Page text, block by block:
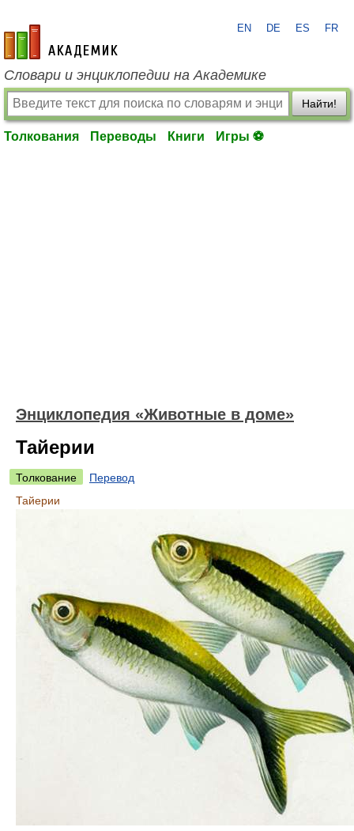
academic.ru
EN DE ES FR
Словари и энциклопедии на Академике
Найти!
Толкования Переводы Книги Игры ⚽
Энциклопедия «Животные в доме»
Тайерии
Толкование
Перевод
Тайерии